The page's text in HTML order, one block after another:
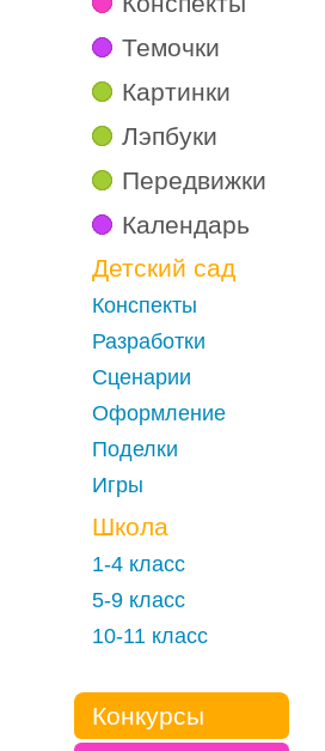
Темочки
Картинки
Лэпбуки
Передвижки
Календарь
Детский сад
Конспекты
Разработки
Сценарии
Оформление
Поделки
Игры
Школа
1-4 класс
5-9 класс
10-11 класс
Конкурсы